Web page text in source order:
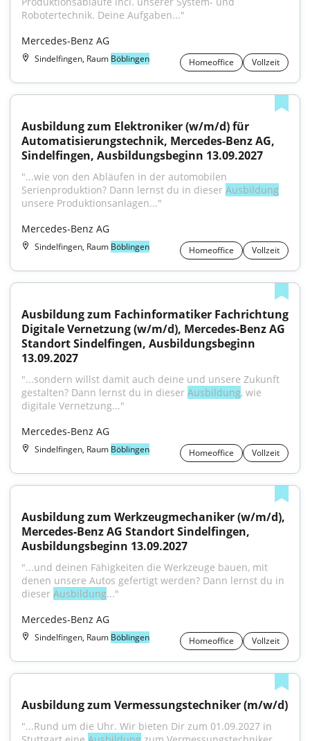
Robotertechnik. Deine Aufgaben..."
Mercedes-Benz AG
Sindelfingen, Raum Böblingen Homeoffice Vollzeit
Ausbildung zum Elektroniker (w/m/d) für
Automatisierungstechnik, Mercedes-Benz AG,
Sindelfingen, Ausbildungsbeginn 13.09.2027
"...wie von den Abläufen in der automobilen
Serienproduktion? Dann lernst du in dieser Ausbildung
unsere Produktionsanlagen..."
Mercedes-Benz AG
Sindelfingen, Raum Böblingen Homeoffice Vollzeit
Ausbildung zum Fachinformatiker Fachrichtung
Digitale Vernetzung (w/m/d), Mercedes-Benz AG
Standort Sindelfingen, Ausbildungsbeginn
13.09.2027
"...sondern willst damit auch deine und unsere Zukunft
gestalten? Dann lernst du in dieser Ausbildung, wie
digitale Vernetzung..."
Mercedes-Benz AG
Sindelfingen, Raum Böblingen Homeoffice Vollzeit
Ausbildung zum Werkzeugmechaniker (w/m/d),
Mercedes-Benz AG Standort Sindelfingen,
Ausbildungsbeginn 13.09.2027
"...und deinen Fähigkeiten die Werkzeuge bauen, mit
denen unsere Autos gefertigt werden? Dann lernst du in
dieser Ausbildung..."
Mercedes-Benz AG
Sindelfingen, Raum Böblingen Homeoffice Vollzeit
Ausbildung zum Vermessungstechniker (m/w/d)
"...Rund um die Uhr. Wir bieten Dir zum 01.09.2027 in